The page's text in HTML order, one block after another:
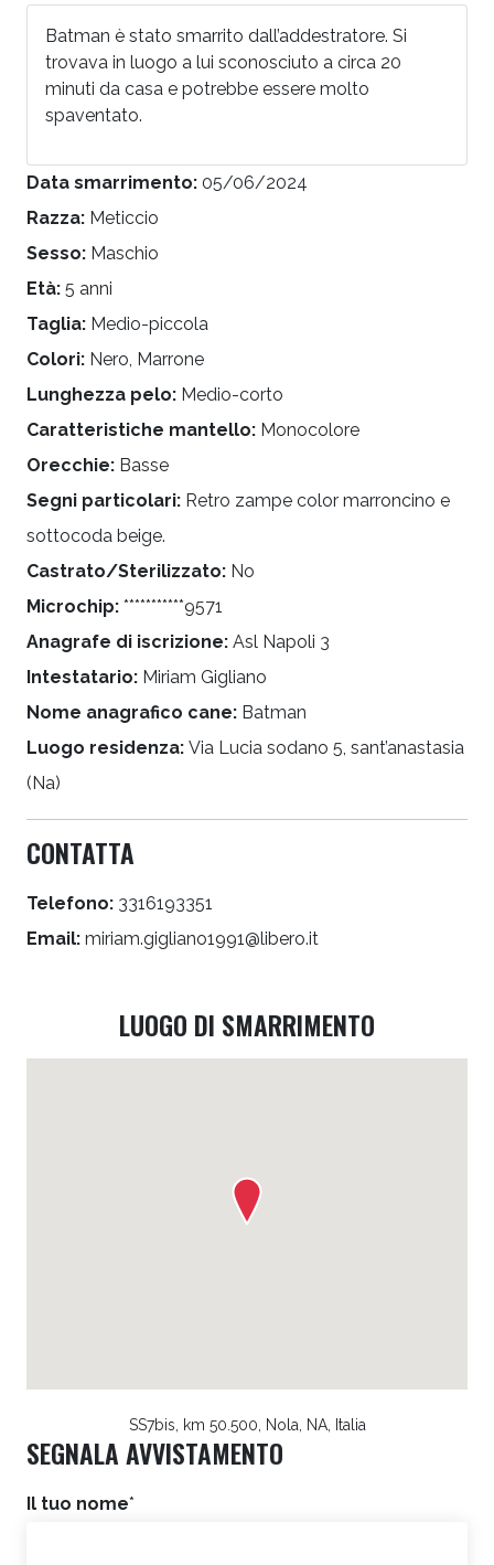
Batman è stato smarrito dall’addestratore. Si
trovava in luogo a lui sconosciuto a circa 20
minuti da casa e potrebbe essere molto
spaventato.
Data smarrimento: 05/06/2024
Razza: Meticcio
Sesso: Maschio
Età: 5 anni
Taglia: Medio-piccola
Colori: Nero, Marrone
Lunghezza pelo: Medio-corto
Caratteristiche mantello: Monocolore
Orecchie: Basse
Segni particolari: Retro zampe color marroncino e
sottocoda beige.
Castrato/Sterilizzato: No
Microchip: ***********9571
Anagrafe di iscrizione: Asl Napoli 3
Intestatario: Miriam Gigliano
Nome anagrafico cane: Batman
Luogo residenza: Via Lucia sodano 5, sant’anastasia
(Na)
CONTATTA
Telefono: 3316193351
Email: miriam.gigliano1991@libero.it
LUOGO DI SMARRIMENTO
SS7bis, km 50.500, Nola, NA, Italia
SEGNALA AVVISTAMENTO
Il tuo nome*